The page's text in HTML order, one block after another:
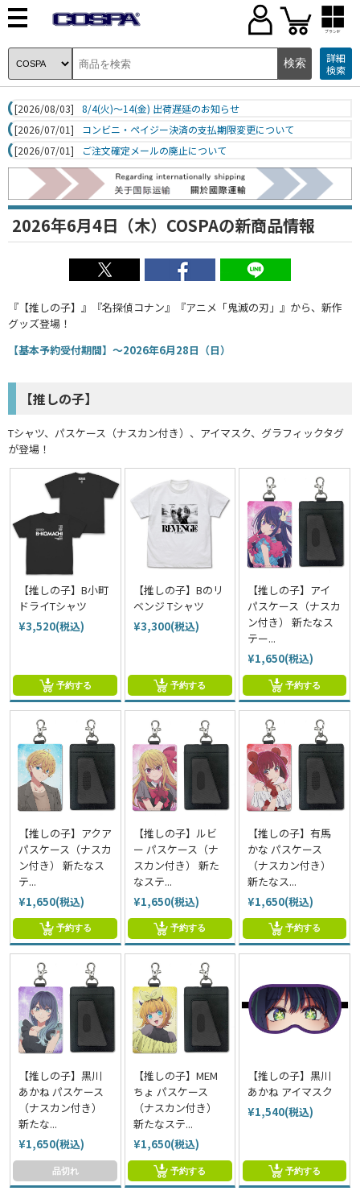
ブランド
詳細
検索
[2026/08/03]
8/4(火)～14(金) 出荷遅延のお知らせ
[2026/07/01]
コンビニ・ペイジー決済の支払期限変更について
[2026/07/01]
ご注文確定メールの廃止について
2026年6月4日（木）COSPAの新商品情報
『【推しの子】』『名探偵コナン』『アニメ「鬼滅の刃」』から、新作
グッズ登場！
【基本予約受付期間】～2026年6月28日（日）
【推しの子】
Tシャツ、パスケース（ナスカン付き）、アイマスク、グラフィックタグ
が登場！
【推しの子】B小町
ドライTシャツ
¥3,520(税込)
予約する
【推しの子】Bのリ
ベンジ Tシャツ
¥3,300(税込)
予約する
【推しの子】アイ
パスケース（ナスカ
ン付き） 新たなス
テー...
¥1,650(税込)
予約する
【推しの子】アクア
パスケース（ナスカ
ン付き） 新たなス
テ...
¥1,650(税込)
予約する
【推しの子】ルビ
ー パスケース（ナ
スカン付き） 新た
なステ...
¥1,650(税込)
予約する
【推しの子】有馬
かな パスケース
（ナスカン付き）
新たなス...
¥1,650(税込)
予約する
【推しの子】黒川
あかね パスケース
（ナスカン付き）
新たな...
¥1,650(税込)
品切れ
【推しの子】MEM
ちょ パスケース
（ナスカン付き）
新たなステ...
¥1,650(税込)
予約する
【推しの子】黒川
あかね アイマスク
¥1,540(税込)
予約する